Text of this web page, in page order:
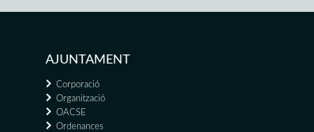
AJUNTAMENT
Corporació
Organització
OACSE
Ordenances